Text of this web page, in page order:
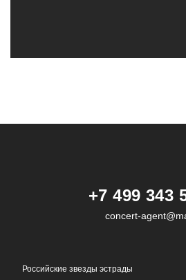
+7 499 343
concert-
Российские звезды эстрады